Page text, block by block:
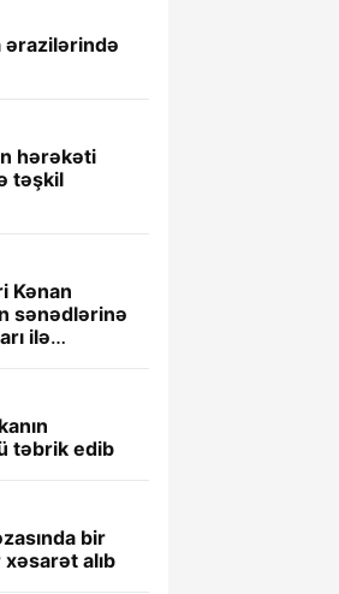
ərazilərində
hərəkəti
təşkil
Kənan
sənədlərinə
ilə
təbrik edib
bir
alıb